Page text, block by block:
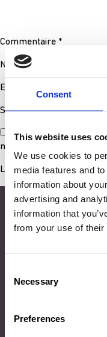
Consent
This website uses
We use cookies to
media features and
information about
advertising and
information that
from your use of their
Selection
Necessary
Preferences
Commentaire *
Nom*
E-mail
Site web
Enregistrer mon nom,
navigateur pour mon
Adresse